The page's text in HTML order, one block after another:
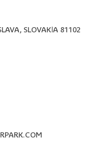
SLOVAKIA 81102